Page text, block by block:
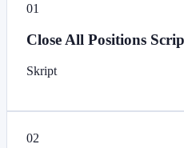
01
Close All Positions
Skript
02